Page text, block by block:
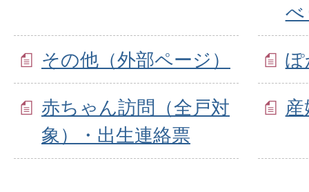
その他（外部ページ） ぽ
赤ちゃん訪問（全戸対
象）・出生連絡票